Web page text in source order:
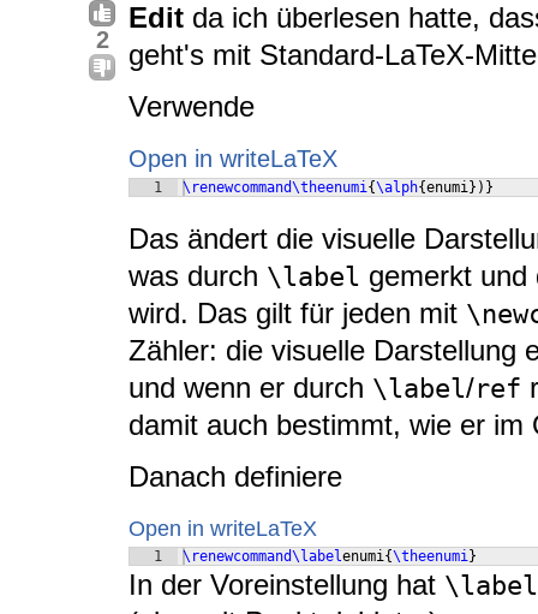
2
Edit da ich überlesen hatte,
geht's mit Standard-LaTeX-
Verwende
Open in writeLaTeX
1 \renewcommand\theenumi{\alph{enumi})}
Das ändert die visuelle
was durch \label gemerkt
wird. Das gilt für jeden mit
Zähler: die visuelle Darstellung
und wenn er durch \label/ref
damit auch bestimmt, wie er im
Danach definiere
Open in writeLaTeX
1 \renewcommand\labelenumi{\theenumi}
In der Voreinstellung hat